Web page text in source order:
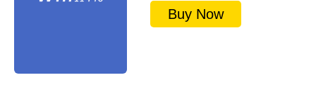
Buy Now